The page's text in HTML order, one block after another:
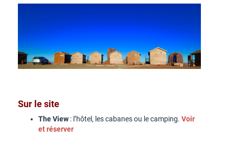
Sur le site
The View : l’hôtel, les cabanes ou le camping. Voir
et réserver